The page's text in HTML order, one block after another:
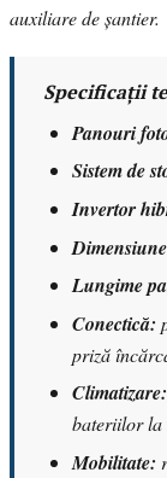
auxiliare de șantier.
Specificații
Panouri
Sistem de
Invertor
Lungime
Conectică:
priză
Climatizare:
bateriilor la
Mobilitate: